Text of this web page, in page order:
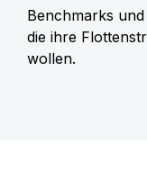
Benchmarks
die ihre
wollen.